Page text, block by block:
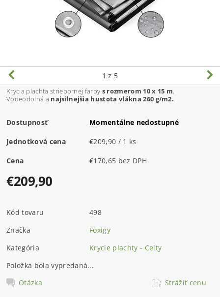
1 z 5
Krycia plachta striebornej farby s rozmerom 10 x 15 m
Vodeodolná a najsilnejšia hustota vlákna 260 g/m2.
Dostupnosť Momentálne nedostupné
Jednotková cena €209,90 / 1 ks
Cena €170,65 bez DPH
€209,90
Kód tovaru
498
Značka
Foxigy
Kategória
Krycie plachty - Celty
Položka bola vypredaná...
Otázka
Strážiť cenu